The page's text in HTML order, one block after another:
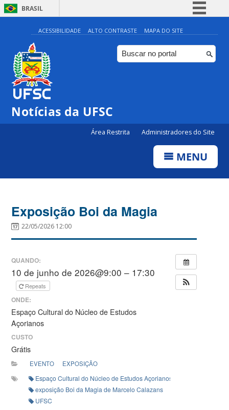
BRASIL
Simplifique!
Comunica BR
Participe
ACESSIBILIDADE ALTO CONTRASTE MAPA DO SITE
Notícias da UFSC
Área Restrita Administradores do Site
MENU
Exposição Boi da Magia
22/05/2026 12:00
QUANDO:
10 de junho de 2026@9:00 – 17:30
Repeats
ONDE:
Espaço Cultural do Núcleo de Estudos
Açorianos
CUSTO
Grátis
EVENTO EXPOSIÇÃO
Espaço Cultural do Núcleo de Estudos Açorianos (NEA)
exposição Boi da Magia de Marcelo Calazans
UFSC